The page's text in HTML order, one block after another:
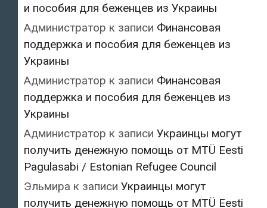
и пособия для беженцев из Украины
Администратор к записи Финансовая
поддержка и пособия для беженцев из
Украины
Администратор к записи Финансовая
поддержка и пособия для беженцев из
Украины
Администратор к записи Украинцы могут
получить денежную помощь от MTÜ Eesti
Pagulasabi / Estonian Refugee Council
Эльмира к записи Украинцы могут
получить денежную помощь от MTÜ Eesti